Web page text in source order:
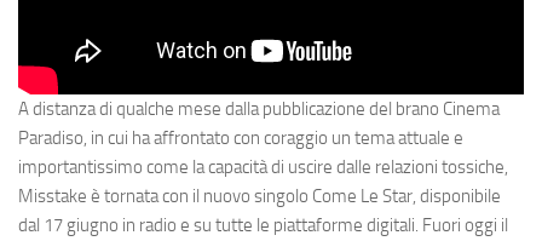
A distanza di qualche mese dalla pubblicazione del brano Cinema
Paradiso, in cui ha affrontato con coraggio un tema attuale e
importantissimo come la capacità di uscire dalle relazioni tossiche,
Misstake è tornata con il nuovo singolo Come Le Star, disponibile
dal 17 giugno in radio e su tutte le piattaforme digitali. Fuori oggi il